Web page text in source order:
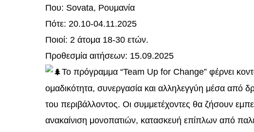
Που: Sovata, Ρουμανία
Πότε: 20.10-04.11.2025
Ποιοί: 2 άτομα 18-30 ετών.
Προθεσμία αιτήσεων: 15.09.2025
Το πρόγραμμα “Team Up for Change” φέρνει
ομαδικότητα, συνεργασία και αλληλεγγύη μέσα από
του περιβάλλοντος. Οι συμμετέχοντες θα ζήσουν
ανακαίνιση μονοπατιών, κατασκευή επίπλων από